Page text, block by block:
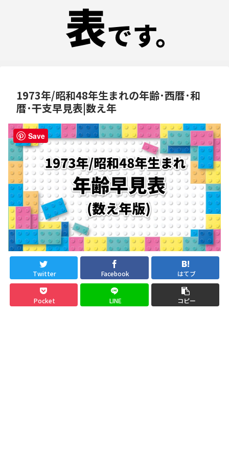
1973年/昭和48年生まれの年齢･西暦･和
暦･干支早見表|数え年
Twitter Facebook はてブ
Pocket LINE コピー
Save